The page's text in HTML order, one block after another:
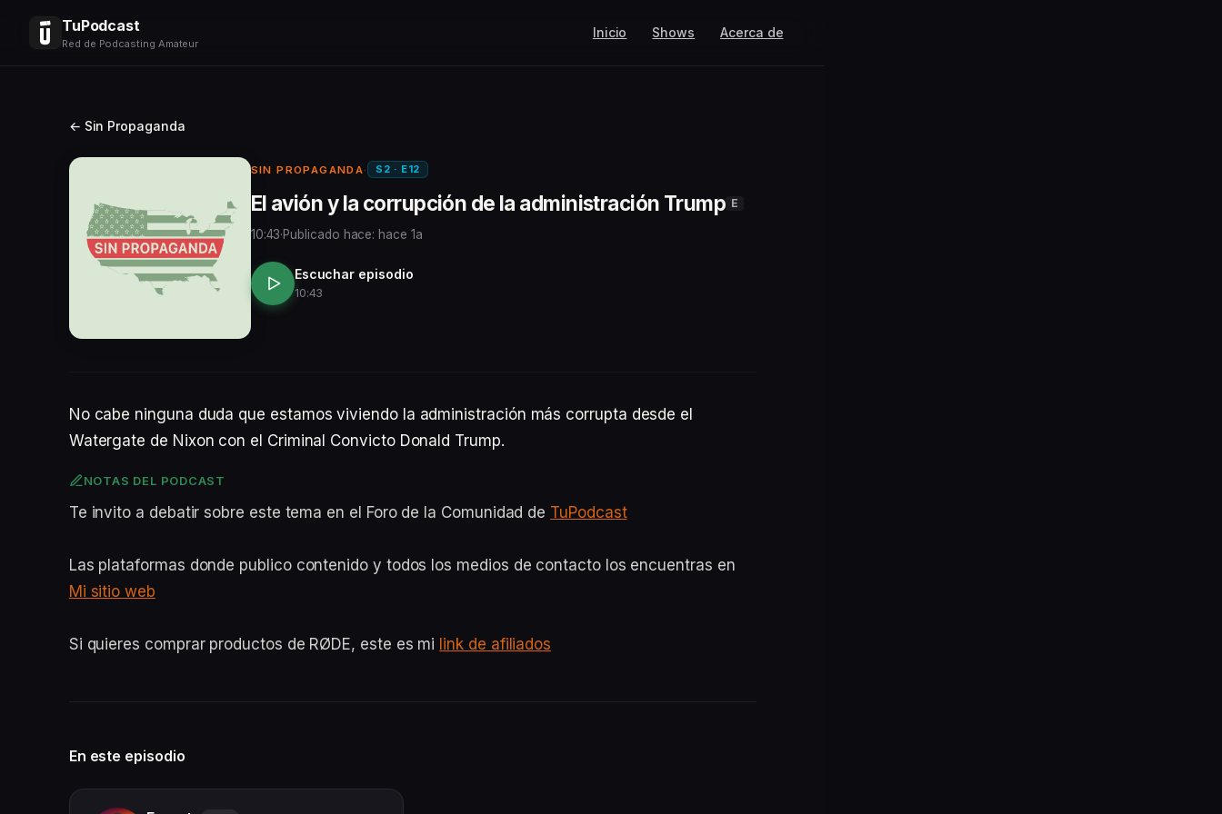
TuPodcast
Red de Podcasting Amateur
Inicio Shows Acerca de
← Sin Propaganda
SIN PROPAGANDA· S2 · E12
El avión y la corrupción de la administración Trump E
10:43·Publicado hace: hace 1a
Escuchar episodio
10:43
No cabe ninguna duda que estamos viviendo la administración más corrupta desde el
Watergate de Nixon con el Criminal Convicto Donald Trump.
NOTAS DEL PODCAST
Te invito a debatir sobre este tema en el Foro de la Comunidad de TuPodcast
Las plataformas donde publico contenido y todos los medios de contacto los encuentras en
Mi sitio web
Si quieres comprar productos de RØDE, este es mi link de afiliados
En este episodio